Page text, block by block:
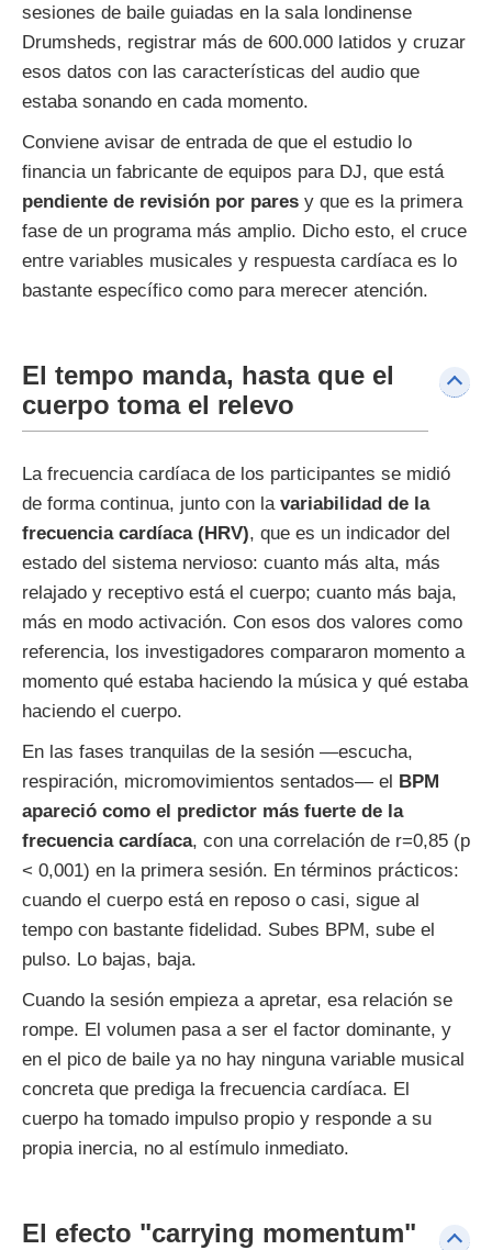
sesiones de baile guiadas en la sala londinense
Drumsheds, registrar más de 600.000 latidos y cruzar
esos datos con las características del audio que
estaba sonando en cada momento.
Conviene avisar de entrada de que el estudio lo
financia un fabricante de equipos para DJ, que está
pendiente de revisión por pares y que es la primera
fase de un programa más amplio. Dicho esto, el cruce
entre variables musicales y respuesta cardíaca es lo
bastante específico como para merecer atención.
El tempo manda, hasta que el
cuerpo toma el relevo
La frecuencia cardíaca de los participantes se midió
de forma continua, junto con la variabilidad de la
frecuencia cardíaca (HRV), que es un indicador del
estado del sistema nervioso: cuanto más alta, más
relajado y receptivo está el cuerpo; cuanto más baja,
más en modo activación. Con esos dos valores como
referencia, los investigadores compararon momento a
momento qué estaba haciendo la música y qué estaba
haciendo el cuerpo.
En las fases tranquilas de la sesión —escucha,
respiración, micromovimientos sentados— el BPM
apareció como el predictor más fuerte de la
frecuencia cardíaca, con una correlación de r=0,85 (p
< 0,001) en la primera sesión. En términos prácticos:
cuando el cuerpo está en reposo o casi, sigue al
tempo con bastante fidelidad. Subes BPM, sube el
pulso. Lo bajas, baja.
Cuando la sesión empieza a apretar, esa relación se
rompe. El volumen pasa a ser el factor dominante, y
en el pico de baile ya no hay ninguna variable musical
concreta que prediga la frecuencia cardíaca. El
cuerpo ha tomado impulso propio y responde a su
propia inercia, no al estímulo inmediato.
El efecto "carrying momentum"